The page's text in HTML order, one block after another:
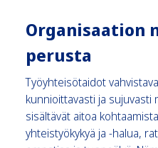
Organisaation
perusta
Työyhteisötaidot
kunnioittavasti ja sujuvasti
sisältävät aitoa
yhteistyökykyä ja -halua,